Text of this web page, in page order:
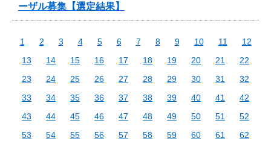
ーザル募集【選定結果】
1 2 3 4 5 6 7 8 9 10 11
12
13
14 15 16 17 18 19 20 21
22
23
24 25 26 27 28 29 30 31
32
33
34 35 36 37 38 39 40 41
42
43
44 45 46 47 48 49 50 51
52
53
54 55 56 57 58 59 60 61
62